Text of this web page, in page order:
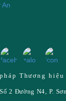
Thương hiệu
2 Đường N4, P.